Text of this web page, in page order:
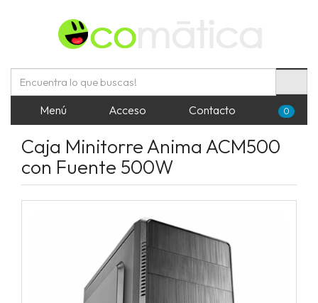
Menú Acceso Contacto 0
Caja Minitorre Anima ACM500
con Fuente 500W